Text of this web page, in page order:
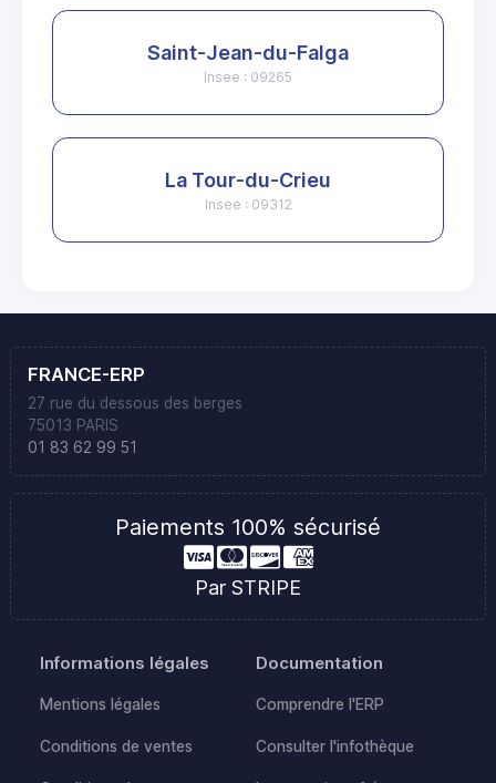
Saint-Jean-du-Falga
Insee : 09265
La Tour-du-Crieu
Insee : 09312
FRANCE-ERP
27 rue du dessous des berges
75013 PARIS
01 83 62 99 51
Paiements 100% sécurisé
Par STRIPE
Informations légales
Mentions légales
Conditions de ventes
Documentation
Comprendre l'ERP
Consulter l'infothèque